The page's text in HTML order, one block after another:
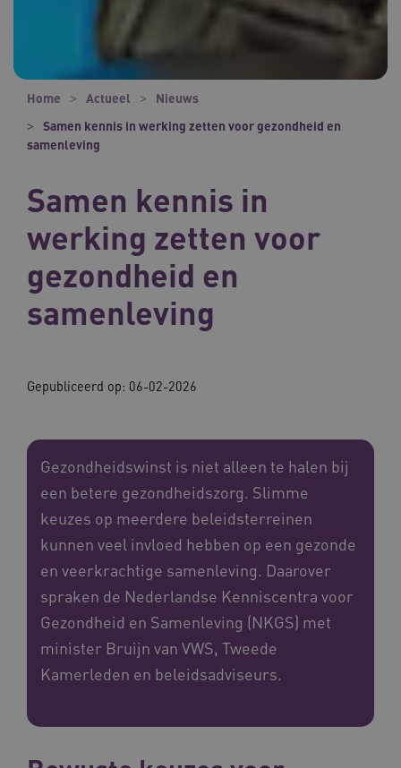
Home Actueel
Nieuws
Samen kennis in werking zetten voor gezondheid en
samenleving
Samen kennis in
werking zetten voor
gezondheid en
samenleving
Gepubliceerd op: 06-02-2026
Gezondheidswinst is niet alleen te halen bij
een betere gezondheidszorg. Slimme
keuzes op meerdere beleidsterreinen
kunnen veel invloed hebben op een gezonde
en veerkrachtige samenleving. Daarover
spraken de Nederlandse Kenniscentra voor
Gezondheid en Samenleving (NKGS) met
minister Bruijn van VWS, Tweede
Kamerleden en beleidsadviseurs.